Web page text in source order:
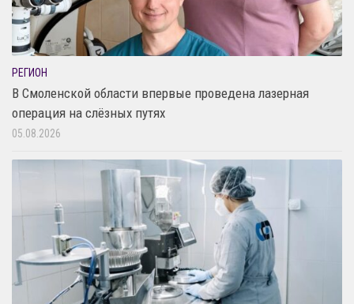
РЕГИОН
В Смоленской области впервые проведена лазерная
операция на слёзных путях
05.08.2026